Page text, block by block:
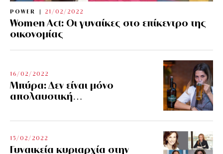
POWER 21/02/2022
Women Act: Οι γυναίκες στο επίκεντρο της
οικονομίας
16/02/2022
Μπύρα: Δεν είναι μόνο
απολαυστική…
15/02/2022
Γυναικεία κυριαρχία στην